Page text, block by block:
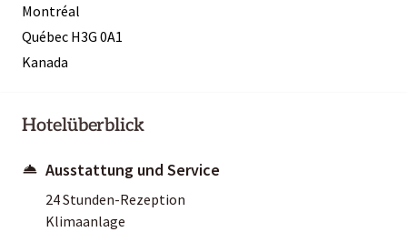
Montréal
Québec H3G 0A1
Kanada
Hotelüberblick
Ausstattung und Service
24 Stunden-Rezeption
Klimaanlage